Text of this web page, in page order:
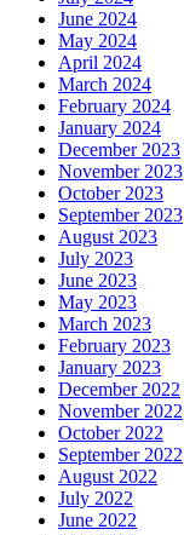
June 2024
May 2024
April 2024
March 2024
February 2024
January 2024
December 2023
November 2023
October 2023
September 2023
August 2023
July 2023
June 2023
May 2023
March 2023
February 2023
January 2023
December 2022
November 2022
October 2022
September 2022
August 2022
July 2022
June 2022